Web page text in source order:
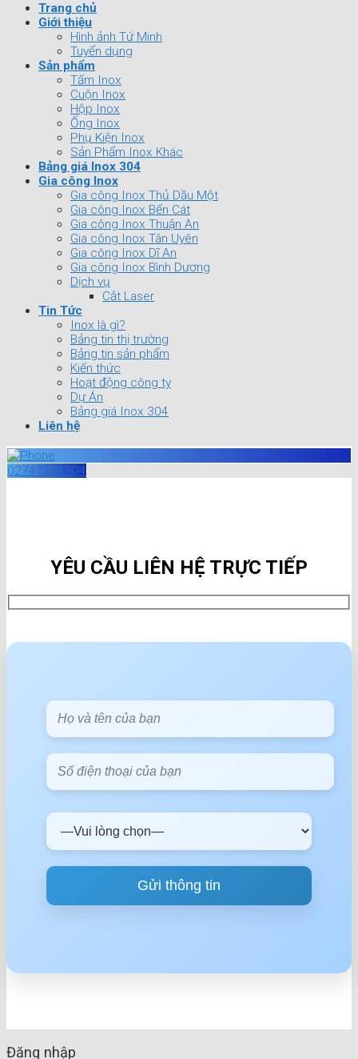
Trang chủ
Giới thiệu
Hình ảnh Tứ Minh
Tuyển dụng
Sản phẩm
Tấm Inox
Cuộn Inox
Hộp Inox
Ống Inox
Phụ Kiện Inox
Sản Phẩm Inox Khác
Bảng giá Inox 304
Gia công Inox
Gia công Inox Thủ Dầu Một
Gia công Inox Bến Cát
Gia công Inox Thuận An
Gia công Inox Tân Uyên
Gia công Inox Dĩ An
Gia công Inox Bình Dương
Dịch vụ
Cắt Laser
Tin Tức
Inox là gì?
Bảng tin thị trường
Bảng tin sản phẩm
Kiến thức
Hoạt động công ty
Dự Án
Bảng giá Inox 304
Liên hệ
02747304304
YÊU CẦU LIÊN HỆ TRỰC TIẾP
Đăng nhập